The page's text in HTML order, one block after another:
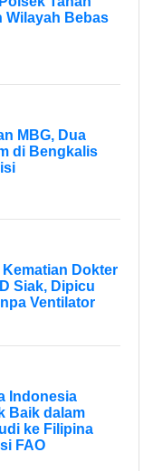
Wilayah Bebas
MBG, Dua
di Bengkalis
Dokter
Siak, Dipicu
Ventilator
Indonesia
Baik dalam
ke Filipina
FAO